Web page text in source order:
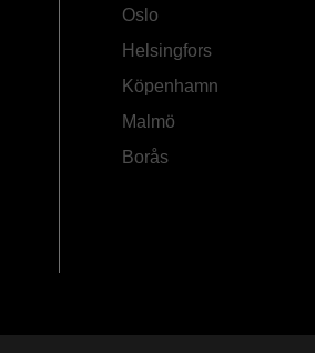
Oslo
Helsingfors
Köpenhamn
Malmö
Borås